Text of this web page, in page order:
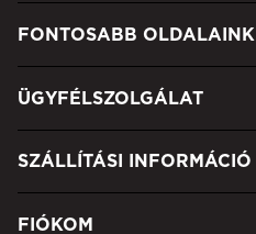
FONTOSABB OLDALAINK
ÜGYFÉLSZOLGÁLAT
SZÁLLÍTÁSI INFORMÁCIÓ
FIÓKOM